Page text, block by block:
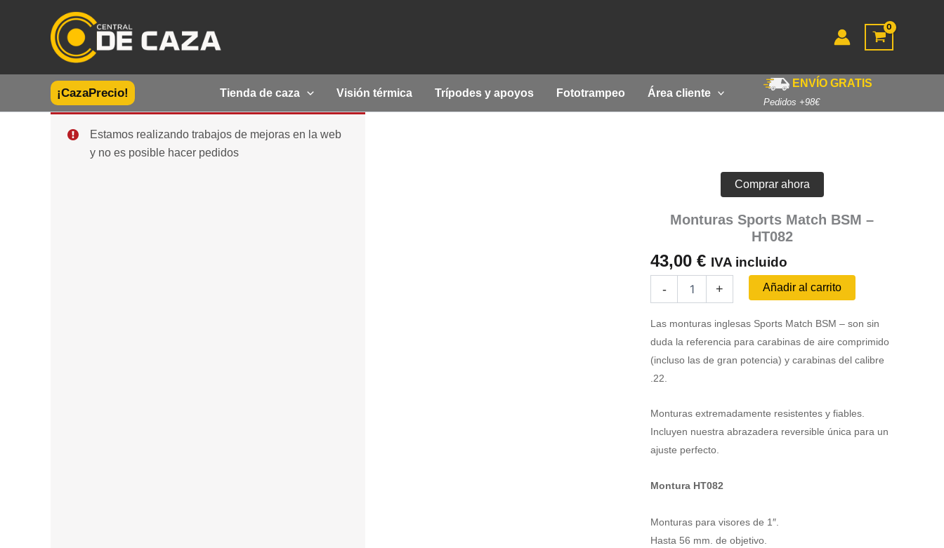
¡CazaPrecio! Tienda de caza Visión térmica Trípodes y apoyos Fototrampeo Área cliente
ENVÍO GRATIS
Pedidos +98€
Estamos realizando trabajos de mejoras en la web
y no es posible hacer pedidos
Comprar ahora
Monturas Sports Match BSM –
HT082
43,00 € IVA incluido
-
BSM
cantidad
+ Añadir al carrito
Las monturas inglesas Sports Match BSM – son sin
duda la referencia para carabinas de aire comprimido
(incluso las de gran potencia) y carabinas del calibre
.22.
Monturas extremadamente resistentes y fiables.
Incluyen nuestra abrazadera reversible única para un
ajuste perfecto.
Montura HT082
Monturas para visores de 1″.
Hasta 56 mm. de objetivo.